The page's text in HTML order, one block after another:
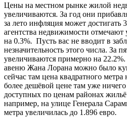
Цены на местном рынке жилой
увеличиваются. За год они
за лето инфляция может достигать
агентства недвижимости отмечают
на 0.3%. Пусть вас не вводит в
незначительность этого числа. За
увеличиваются примерно на 22.2%.
авеню Жана Лорана можно было
сейчас там цена квадратного
более дешёвой цене там уже
доступных по ценам районах
например, на улице Генерала
метра увеличилась до 1.896 евро.